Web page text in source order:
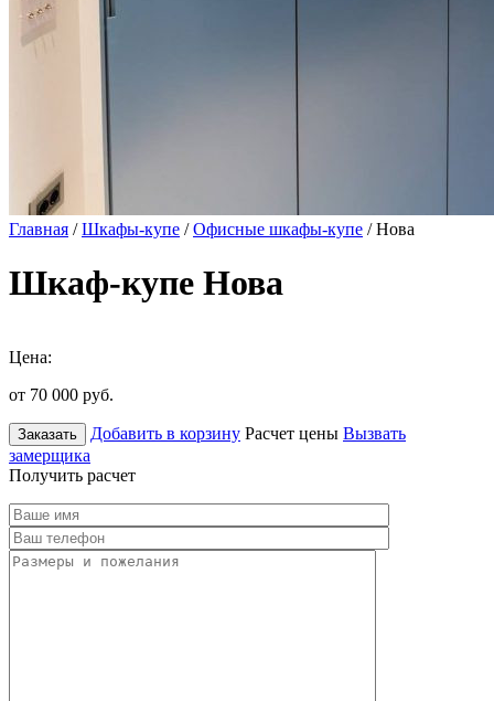
Главная /Шкафы-купе /Офисные шкафы-купе / Нова
Шкаф-купе Нова
Цена:
от 70 000 руб.
Заказать Добавить в корзину Расчет цены Вызвать
замерщика
Получить расчет